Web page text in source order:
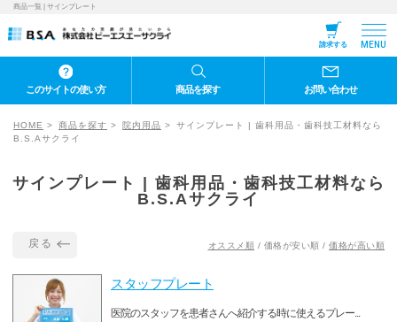
商品一覧 | サインプレート
請求する MENU
このサイトの使い方 商品を探す お問い合わせ
HOME 商品を探す 院内用品
サインプレート | 歯科用品・歯科技工材料なら
B.S.Aサクライ
サインプレート | 歯科用品・歯科技工材料なら
B.S.Aサクライ
戻る オススメ順 / 価格が安い順 / 価格が高い順
スタッフプレート
医院のスタッフを患者さんへ紹介する時に使えるプレー...